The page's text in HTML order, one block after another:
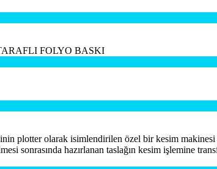
FOLYO BASKI
plotter olarak isimlendirilen özel bir kesim makinesi
sonrasında hazırlanan taslağın kesim işlemine